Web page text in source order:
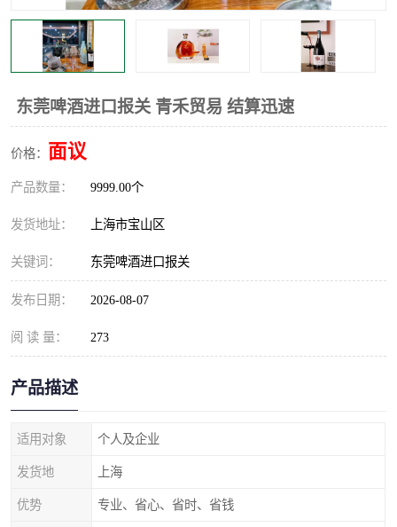
东莞啤酒进口报关 青禾贸易 结算迅速
价格： 面议
产品数量： 9999.00个
发货地址： 上海市宝山区
关键词： 东莞啤酒进口报关
发布日期： 2026-08-07
阅 读 量： 273
产品描述
适用对象 个人及企业
发货地 上海
优势 专业、省心、省时、省钱